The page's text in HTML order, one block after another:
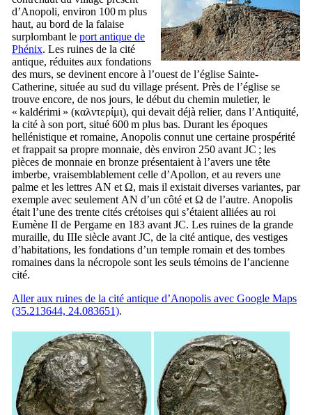
d’Anopoli, environ 100 m plus
haut, au bord de la falaise
surplombant le port antique de
Phénix. Les ruines de la cité
antique, réduites aux fondations
des murs, se devinent encore à l’ouest de l’église Sainte-
Catherine, située au sud du village présent. Près de l’église se
trouve encore, de nos jours, le début du chemin muletier, le
« kaldérimi » (καλντερίμι), qui devait déjà relier, dans l’Antiquité,
la cité à son port, situé 600 m plus bas. Durant les époques
hellénistique et romaine, Anopolis connut une certaine prospérité
et frappait sa propre monnaie, dès environ 250 avant JC ; les
pièces de monnaie en bronze présentaient à l’avers une tête
imberbe, vraisemblablement celle d’Apollon, et au revers une
palme et les lettres AN et Ω, mais il existait diverses variantes, par
exemple avec seulement AN d’un côté et Ω de l’autre. Anopolis
était l’une des trente cités crétoises qui s’étaient alliées au roi
Eumène II de Pergame en 183 avant JC. Les ruines de la grande
muraille, du IIIe siècle avant JC, de la cité antique, des vestiges
d’habitations, les fondations d’un temple romain et des tombes
romaines dans la nécropole sont les seuls témoins de l’ancienne
cité.
Aller aux ruines de la cité antique d’Anopolis avec Google Maps
(35.213644, 24.083651).